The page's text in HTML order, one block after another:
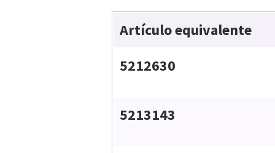
Artículo equivalente
5212630
5213143